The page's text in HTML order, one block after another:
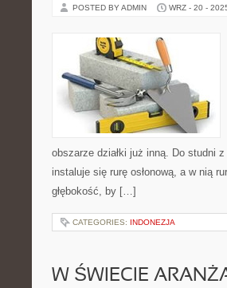
POSTED BY ADMIN WRZ - 20 -
obszarze działki już inną. Do studni
instaluje się rurę osłonową, a w nią
głębokość, by […]
CATEGORIES: INDONEZJA
W ŚWIECIE